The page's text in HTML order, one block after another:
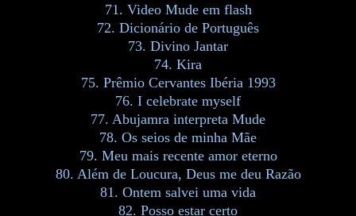
71. Video Mude em flash
72. Dicionário de Português
73. Divino Jantar
74. Kira
75. Prêmio Cervantes Ibéria 1993
76. I celebrate myself
77. Abujamra interpreta Mude
78. Os seios de minha Mãe
79. Meu mais recente amor eterno
80. Além de Loucura, Deus me deu Razão
81. Ontem salvei uma vida
82. Posso estar certo